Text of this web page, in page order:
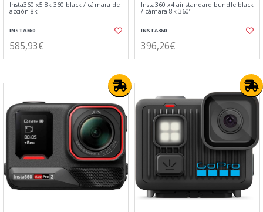
Insta360 x5 8k 360 black / cámara de
acción 8k
INSTA360
585,93€
Insta360 x4 air standard bundle black
/ cámara 8k 360º
INSTA360
396,26€